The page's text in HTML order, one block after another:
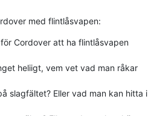
med flintlåsvapen:
Cordover att ha flintlåsvapen
heliigt, vem vet vad man råkar
slagfältet? Eller vad man kan hitta i